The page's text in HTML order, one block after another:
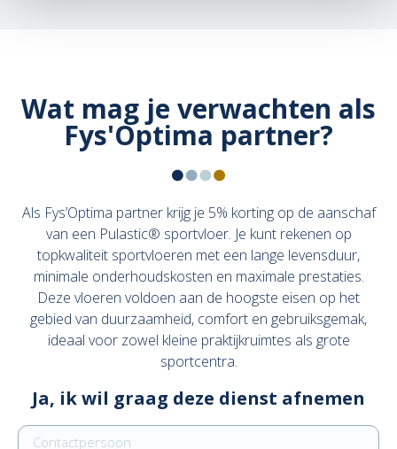
Wat mag je verwachten als
Fys'Optima partner?
Als Fys’Optima partner krijg je 5% korting op de aanschaf
van een Pulastic® sportvloer. Je kunt rekenen op
topkwaliteit sportvloeren met een lange levensduur,
minimale onderhoudskosten en maximale prestaties.
Deze vloeren voldoen aan de hoogste eisen op het
gebied van duurzaamheid, comfort en gebruiksgemak,
ideaal voor zowel kleine praktijkruimtes als grote
sportcentra.
Ja, ik wil graag deze dienst afnemen